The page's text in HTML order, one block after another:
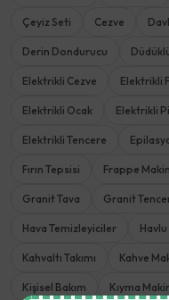
Çeyiz Seti Cezve
Derin Dondurucu
Elektrikli Cezve Elektrikli
Elektrikli Ocak Elektrikli
Elektrikli Tencere
Fırın Tepsisi Frappe
Granit Tava Granit
Hava Temizleyiciler
Kahvaltı Takımı Kahve
Kişisel Bakım Kıyma